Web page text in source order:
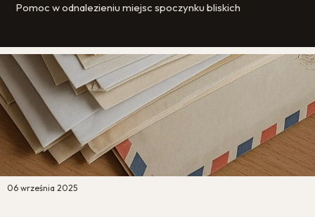
Pomoc w odnalezieniu miejsc spoczynku bliskich
06 września 2025